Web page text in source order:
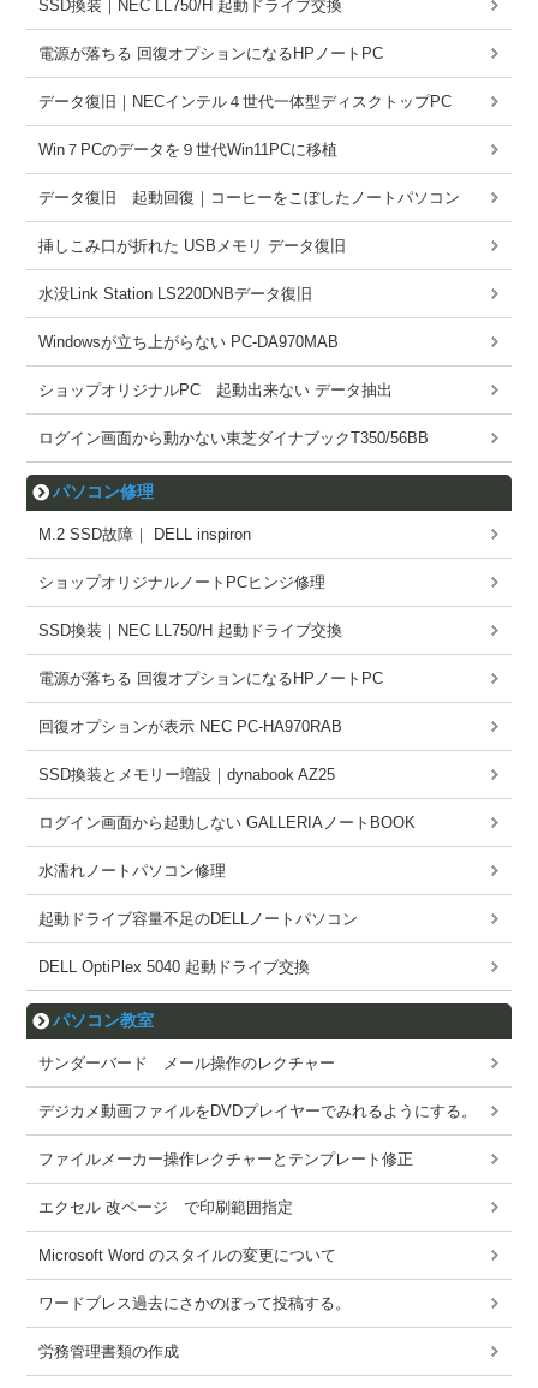
SSD換装｜NEC LL750/H 起動ドライブ交換
電源が落ちる 回復オプションになるHPノートPC
データ復旧｜NECインテル４世代一体型ディスクトップPC
Win７PCのデータを９世代Win11PCに移植
データ復旧 起動回復｜コーヒーをこぼしたノートパソコン
挿しこみ口が折れた USBメモリ データ復旧
水没Link Station LS220DNBデータ復旧
Windowsが立ち上がらない PC-DA970MAB
ショップオリジナルPC 起動出来ない データ抽出
ログイン画面から動かない東芝ダイナブックT350/56BB
パソコン修理
M.2 SSD故障｜ DELL inspiron
ショップオリジナルノートPCヒンジ修理
SSD換装｜NEC LL750/H 起動ドライブ交換
電源が落ちる 回復オプションになるHPノートPC
回復オプションが表示 NEC PC-HA970RAB
SSD換装とメモリー増設｜dynabook AZ25
ログイン画面から起動しない GALLERIAノートBOOK
水濡れノートパソコン修理
起動ドライブ容量不足のDELLノートパソコン
DELL OptiPlex 5040 起動ドライブ交換
パソコン教室
サンダーバード メール操作のレクチャー
デジカメ動画ファイルをDVDプレイヤーでみれるようにする。
ファイルメーカー操作レクチャーとテンプレート修正
エクセル 改ページ で印刷範囲指定
Microsoft Word のスタイルの変更について
ワードブレス過去にさかのぼって投稿する。
労務管理書類の作成